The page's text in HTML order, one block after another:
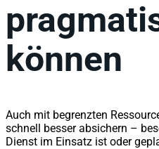
können
Auch mit begrenzten
schnell besser absichern –
Dienst im Einsatz ist oder